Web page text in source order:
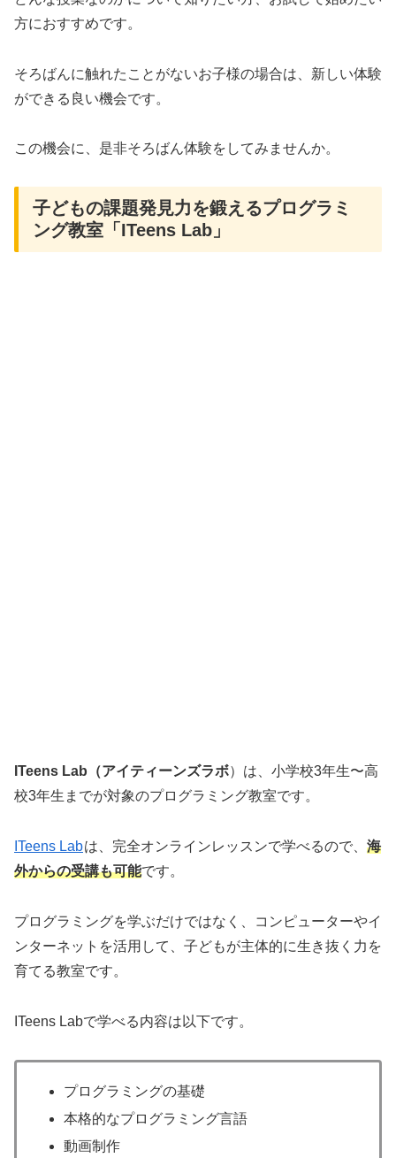
方におすすめです。
そろばんに触れたことがないお子様の場合は、新しい体験
ができる良い機会です。
この機会に、是非そろばん体験をしてみませんか。
子どもの課題発見力を鍛えるプログラミ
ング教室「ITeens Lab」
ITeens Lab（アイティーンズラボ）は、小学校3年生〜高
校3年生までが対象のプログラミング教室です。
ITeens Labは、完全オンラインレッスンで学べるので、 海
外からの受講も可能です。
プログラミングを学ぶだけではなく、コンピューターやイ
ンターネットを活用して、子どもが主体的に生き抜く力を
育てる教室です。
ITeens Labで学べる内容は以下です。
プログラミングの基礎
本格的なプログラミング言語
動画制作